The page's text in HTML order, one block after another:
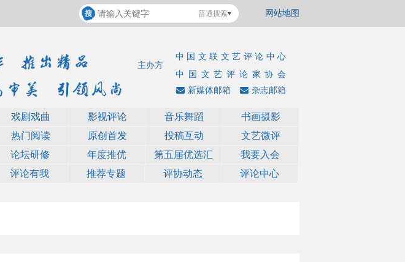
网站地图
普通搜索
中国文联文艺评论中心
中国文艺评论家协会
主办方
杂志邮箱
新媒体邮箱
戏剧戏曲 影视评论 音乐舞蹈
书画摄影
热门阅读 原创首发 投稿互动
文艺微评
论坛研修 年度推优 第五届优选汇 我要入会
评论有我 推荐专题 评协动态 评论中心